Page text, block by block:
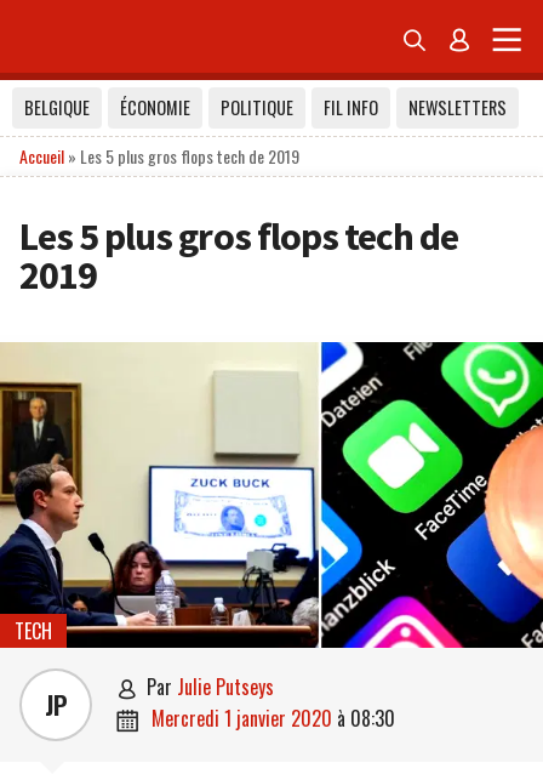
 
BELGIQUE ÉCONOMIE POLITIQUE FIL INFO
NEWSLETTERS
Accueil» Les 5 plus gros flops tech de 2019
Les 5 plus gros flops tech de
2019
TECH
JP  par Julie Putseys
 mercredi 1 janvier 2020 à 08:30